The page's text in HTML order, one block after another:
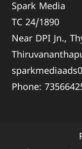
Spark Media
TC 24/1890
Near DPI Jn.,
Phone:735664